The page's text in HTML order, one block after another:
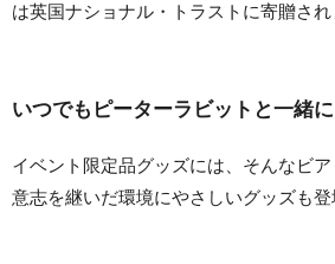
は英国ナショナル・トラストに寄贈され
いつでもピーターラビットと一緒
イベント限定品グッズには、そんなビ
意志を継いだ環境にやさしいグッズも登